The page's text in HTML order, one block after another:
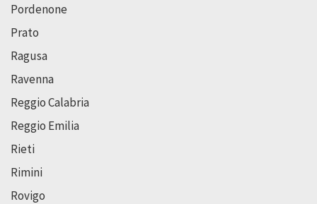
Pordenone
Prato
Ragusa
Ravenna
Reggio Calabria
Reggio Emilia
Rieti
Rimini
Rovigo